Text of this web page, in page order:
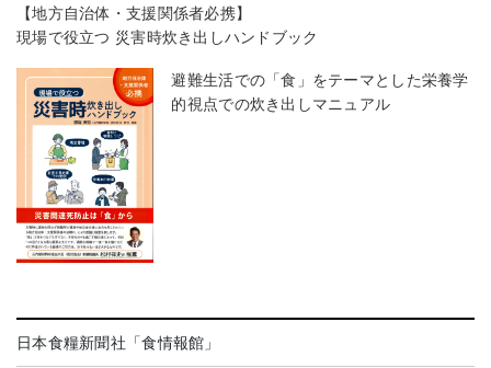
【地方自治体・支援関係者必携】
現場で役立つ 災害時炊き出しハンドブック
避難生活での「食」をテーマとした栄養学
的視点での炊き出しマニュアル
日本食糧新聞社「食情報館」